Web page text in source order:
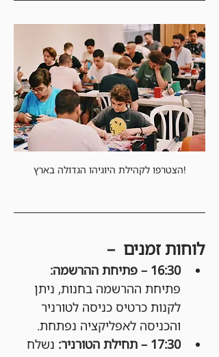
הצטרפו לקהילת היוגיהו הגדולה בארץ!
לוחות זמנים  –
16:30 – פתיחת ההרשמה:
פתיחת ההרשמה בחנות, ניתן
לקנות כרטיס כניסה לטורניר
והכניסה לאפליקציה נפתחת.
17:30 – תחילת הטורניר:
נשלח